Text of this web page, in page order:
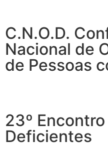
C.N.O.D.
Nacional de
de Pessoas
23º
Deficientes